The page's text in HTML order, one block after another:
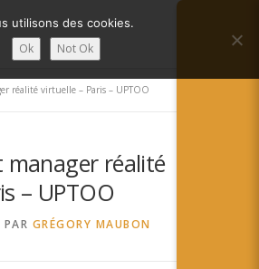
Menu
ACTUALITÉ DE LA RA
réalité virtuelle – Paris – UPTOO
manager réalité
– UPTOO
PAR GRÉGORY MAUBON
utilisons des cookies.
Ok Not Ok